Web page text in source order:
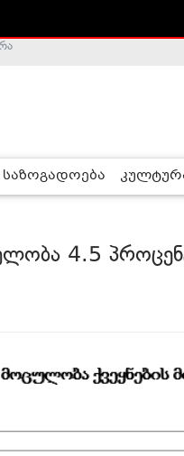
კომისია
საზოგადოება
4.5